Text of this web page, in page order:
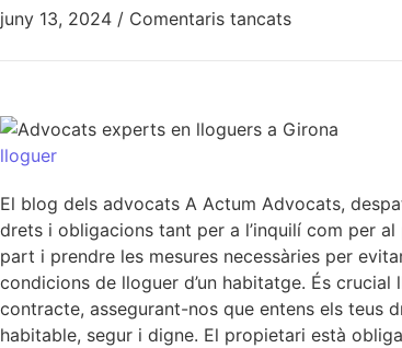
juny 13, 2024 / Comentaris tancats
lloguer
El blog dels advocats A Actum Advocats,
drets i obligacions tant per a l’inquilí com per
part i prendre les mesures necessàries per
condicions de lloguer d’un habitatge. És
contracte, assegurant-nos que entens els teus
habitable, segur i digne. El propietari està